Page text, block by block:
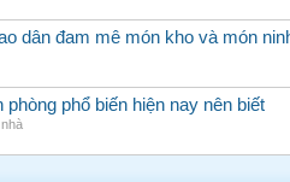
dân đam mê món kho và món
phổ biến hiện nay nên biết